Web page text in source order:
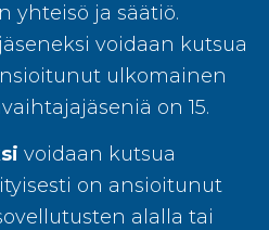
yhteisö ja säätiö.
voidaan kutsua
ulkomainen
on 15.
voidaan kutsua
on ansioitunut
alalla tai